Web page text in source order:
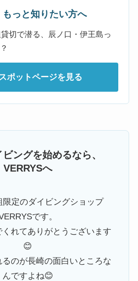
っと知りたい方へ
切で潜る、辰ノ口・伊王島っ
ポットページを見る
ングを始めるなら、
VERRYSへ
限定のダイビングショップ
です。
くれてありがとうございます
😊
るのが長崎の面白いところな
んですよね😊